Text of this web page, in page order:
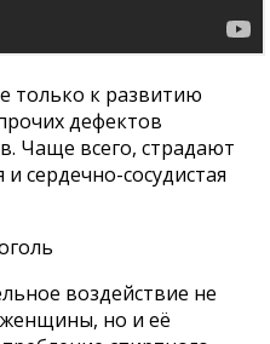
только к развитию
дефектов
Чаще всего, страдают
сердечно-сосудистая
воздействие не
но и её